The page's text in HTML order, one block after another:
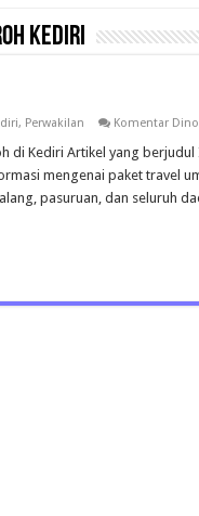
Kediri
, Perwakilan Komentar
di Kediri Artikel yang
mengenai paket travel
pasuruan, dan seluruh